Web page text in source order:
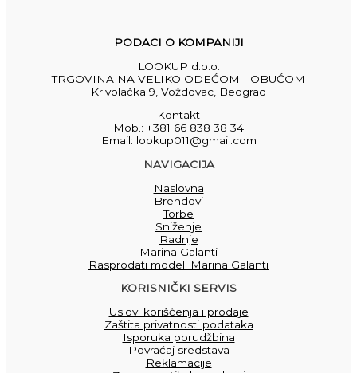
PODACI O KOMPANIJI
LOOKUP d.o.o.
TRGOVINA NA VELIKO ODEĆOM I OBUĆOM
Krivolačka 9, Voždovac, Beograd
Kontakt
Mob.: +381 66 838 38 34
Email: lookup011@gmail.com
NAVIGACIJA
Naslovna
Brendovi
Torbe
Sniženje
Radnje
Marina Galanti
Rasprodati modeli Marina Galanti
KORISNIČKI SERVIS
Uslovi korišćenja i prodaje
Zaštita privatnosti podataka
Isporuka porudžbina
Povraćaj sredstava
Reklamacije